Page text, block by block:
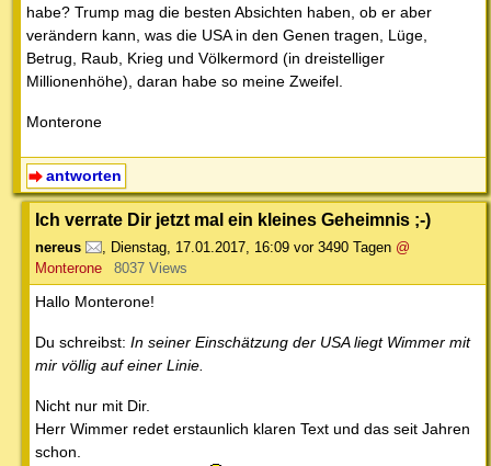
habe? Trump mag die besten Absichten haben, ob er aber
verändern kann, was die USA in den Genen tragen, Lüge,
Betrug, Raub, Krieg und Völkermord (in dreistelliger
Millionenhöhe), daran habe so meine Zweifel.
Monterone
antworten
Ich verrate Dir jetzt mal ein kleines Geheimnis ;-)
nereus , Dienstag, 17.01.2017, 16:09 vor 3490 Tagen @
Monterone
8037 Views
Hallo Monterone!
Du schreibst: In seiner Einschätzung der USA liegt Wimmer mit
mir völlig auf einer Linie.
Nicht nur mit Dir.
Herr Wimmer redet erstaunlich klaren Text und das seit Jahren
schon.